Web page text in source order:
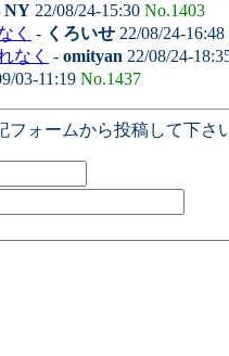
NY 22/08/24-15:30 No.1403
く - くろいせ 22/08/24-16:48
なく - omityan 22/08/24-
03-11:19 No.1437
ォームから投稿して下さ